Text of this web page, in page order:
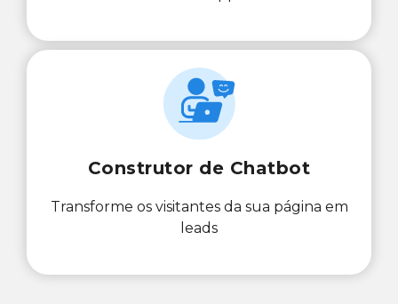
Construtor de Chatbot
Transforme os visitantes da sua página em
leads